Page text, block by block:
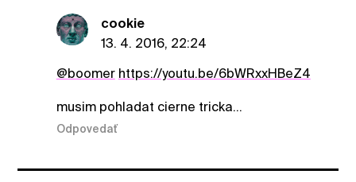
cookie
13. 4. 2016, 22:24
@boomer https://youtu.be/6bWRxxHBeZ4
musim pohladat cierne tricka...
Odpovedať